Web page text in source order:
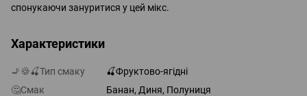
спонукаючи зануритися у цей мікс.
Характеристики
🚬🍪🍒Тип смаку
🍒Фруктово-ягідні
🤔Смак
Банан, Диня, Полуниця